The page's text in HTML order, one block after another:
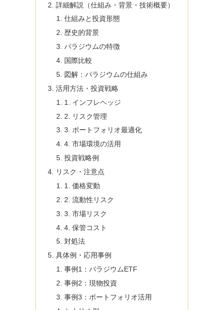
詳細解説（仕組み・背景・技術概要）
仕組みと投資形態
歴史的背景
パラジウムの特徴
国際比較
図解：パラジウムの仕組み
活用方法・投資戦略
1. インフレヘッジ
2. リスク管理
3. ポートフォリオ最適化
4. 市場環境の活用
投資戦略例
リスク・注意点
1. 価格変動
2. 流動性リスク
3. 市場リスク
4. 保管コスト
対処法
具体例・応用事例
事例1：パラジウムETF
事例2：現物投資
事例3：ポートフォリオ活用